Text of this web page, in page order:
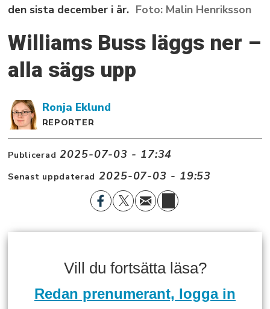
den sista december i år.
Malin Henriksson
Williams Buss läggs ner –
alla sägs upp
Ronja Eklund
REPORTER
Publicerad 2025-07-03 - 17:34
Senast uppdaterad 2025-07-03 - 19:53
Vill du fortsätta läsa?
Redan prenumerant, logga in